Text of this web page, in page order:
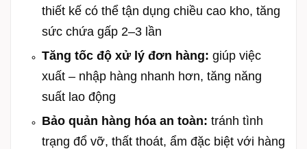
thiết kế có thể tận dụng chiều cao kho, tăng
sức chứa gấp 2–3 lần
Tăng tốc độ xử lý đơn hàng: giúp việc
xuất – nhập hàng nhanh hơn, tăng năng
suất lao động
Bảo quản hàng hóa an toàn: tránh tình
trạng đổ vỡ, thất thoát, ẩm đặc biệt với hàng